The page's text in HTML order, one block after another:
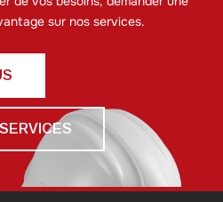
sur nos services.